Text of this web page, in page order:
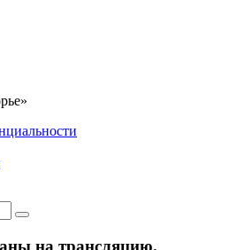
на трансляцию.